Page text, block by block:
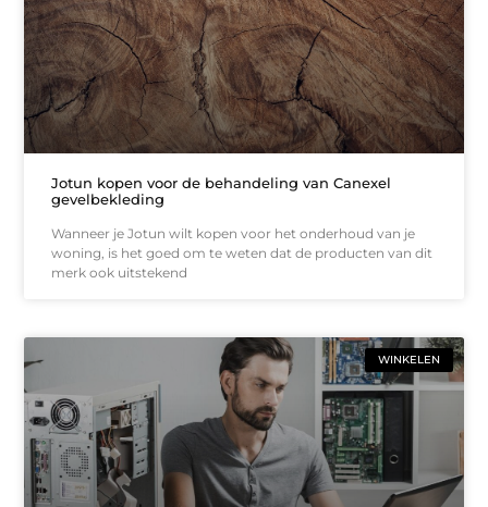
Jotun kopen voor de behandeling van Canexel
gevelbekleding
Wanneer je Jotun wilt kopen voor het onderhoud van je
woning, is het goed om te weten dat de producten van dit
merk ook uitstekend
WINKELEN